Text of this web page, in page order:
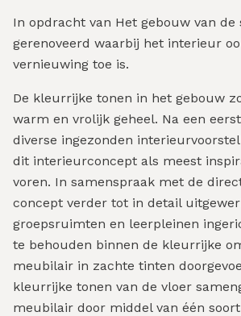
In opdracht van Het gebouw van de
gerenoveerd waarbij het interieur
vernieuwing toe is.
De kleurrijke tonen in het gebouw
warm en vrolijk geheel. Na een
diverse ingezonden
dit interieurconcept als meest
voren. In samenspraak met de
concept verder tot in detail
groepsruimten en leerpleinen
te behouden binnen de kleurrijke
meubilair in zachte tinten
kleurrijke tonen van de vloer
meubilair door middel van één